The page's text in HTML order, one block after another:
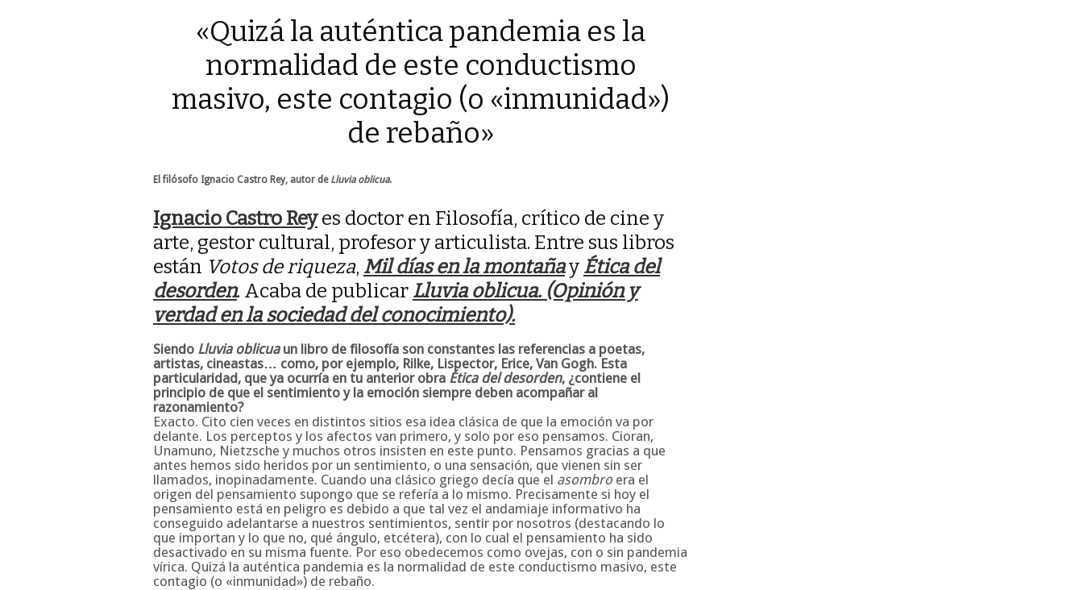
«Quizá la auténtica pandemia es la
normalidad de este conductismo
masivo, este contagio (o «inmunidad»)
de rebaño»
El filósofo Ignacio Castro Rey, autor de Lluvia oblicua.
Ignacio Castro Reyes doctor en Filosofía, crítico de cine y
arte, gestor cultural, profesor y articulista. Entre sus libros
están Votos de riqueza, Mil días en la montañay Ética del
desorden. Acaba de publicar Lluvia oblicua. (Opinión y
verdad en la sociedad del conocimiento).
Siendo Lluvia oblicua un libro de filosofía son constantes las referencias a poetas,
artistas, cineastas… como, por ejemplo, Rilke, Lispector, Erice, Van Gogh. Esta
particularidad, que ya ocurría en tu anterior obra Ética del desorden, ¿contiene el
principio de que el sentimiento y la emoción siempre deben acompañar al
razonamiento?
Exacto. Cito cien veces en distintos sitios esa idea clásica de que la emoción va por
delante. Los perceptos y los afectos van primero, y solo por eso pensamos. Cioran,
Unamuno, Nietzsche y muchos otros insisten en este punto. Pensamos gracias a que
antes hemos sido heridos por un sentimiento, o una sensación, que vienen sin ser
llamados, inopinadamente. Cuando una clásico griego decía que el asombroera el
origen del pensamiento supongo que se refería a lo mismo. Precisamente si hoy el
pensamiento está en peligro es debido a que tal vez el andamiaje informativo ha
conseguido adelantarse a nuestros sentimientos, sentir por nosotros (destacando lo
que importan y lo que no, qué ángulo, etcétera), con lo cual el pensamiento ha sido
desactivado en su misma fuente. Por eso obedecemos como ovejas, con o sin pandemia
vírica. Quizá la auténtica pandemia es la normalidad de este conductismo masivo, este
contagio (o «inmunidad») de rebaño.